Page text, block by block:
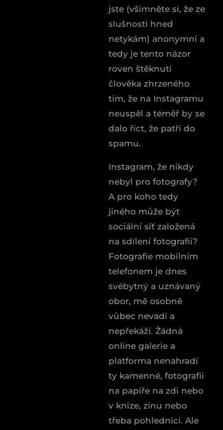
jste (všimněte si, že ze
slušnosti hned
netykám) anonymní a
tedy je tento názor
roven štěknutí
člověka zhrzeného
tím, že na Instagramu
neuspěl a téměř by se
dalo říct, že patří do
spamu.
Instagram, že nikdy
nebyl pro fotografy?
A pro koho tedy
jiného může být
sociální síť založená
na sdílení fotografií?
Fotografie mobilním
telefonem je dnes
svébytný a uznávaný
obor, mě osobně
vůbec nevadí a
nepřekáží. Žádná
online galerie a
platforma nenahradí
ty kamenné, fotografii
na papíře na zdi nebo
v knize, zinu nebo
třeba pohlednici. Ale